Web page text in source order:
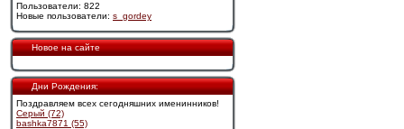
Пользователи: 822
Новые пользователи: s_gordey
Новое на сайте
Дни Рождения:
Поздравляем всех сегодняшних именинников!
Cерый (72)
bashka7871 (55)